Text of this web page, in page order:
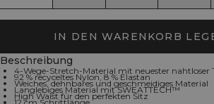
IN DEN WARENKORB
Beschreibung
4-Wege-Stretch-Material mit neuester nahtloser
92 % recyceltes Nylon, 8 % Elastan
Weiches, dehnbares und geschmeidiges Material
Langlebiges Material mit SWEATTECH™
High Waist für den perfekten Sitz